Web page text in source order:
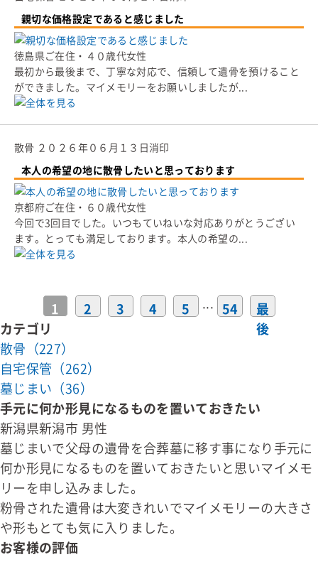
親切な価格設定であると感じました
徳島県ご在住・４０歳代女性
最初から最後まで、丁寧な対応で、信頼して遺骨を預けること
ができました。マイメモリーをお願いしましたが...
散骨 ２０２６年０６月１３日消印
本人の希望の地に散骨したいと思っております
京都府ご在住・６０歳代女性
今回で3回目でした。いつもていねいな対応ありがとうござい
ます。とっても満足しております。本人の希望の...
1 2 3 4 5 ... 54
最
後
カテゴリ
散骨（227）
自宅保管（262）
墓じまい（36）
手元に何か形見になるものを置いておきたい
新潟県新潟市 男性
墓じまいで父母の遺骨を合葬墓に移す事になり手元に
何か形見になるものを置いておきたいと思いマイメモ
リーを申し込みました。
粉骨された遺骨は大変きれいでマイメモリーの大きさ
や形もとても気に入りました。
お客様の評価